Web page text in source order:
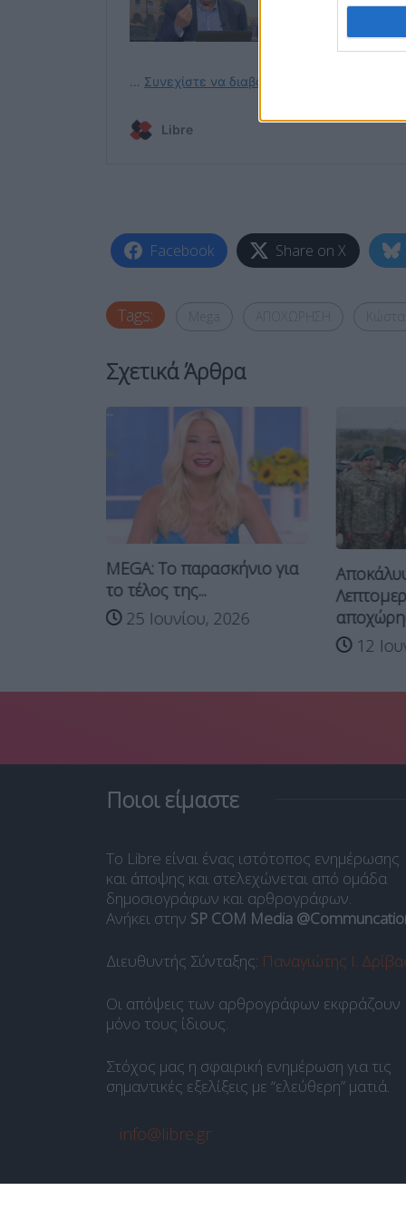
Facebook Share on X
Tags:
Σχετικά Άρθρα
MEGA: Το παρασκήνιο για
το τέλος της...
25 Ιουνίου, 2026
12
Ποιοι είμαστε
Το Libre είναι ένας ιστότοπος ενημέρωσης
και άποψης και στελεχώνεται από ομάδα
δημοσιογράφων και αρθρογράφων.
Ανήκει στην SP COM Media
Διευθυντής Σύνταξης: Παναγιώτης Ι.
Οι απόψεις των αρθρογράφων εκφράζουν
μόνο τους ίδιους.
Στόχος μας η σφαιρική ενημέρωση για τις
σημαντικές εξελίξεις με “ελεύθερη” ματιά.
info@libre.gr